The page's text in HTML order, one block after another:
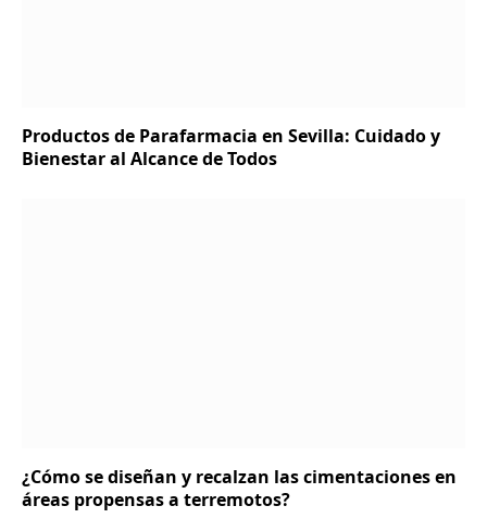
Productos de Parafarmacia en Sevilla: Cuidado y
Bienestar al Alcance de Todos
¿Cómo se diseñan y recalzan las cimentaciones en
áreas propensas a terremotos?